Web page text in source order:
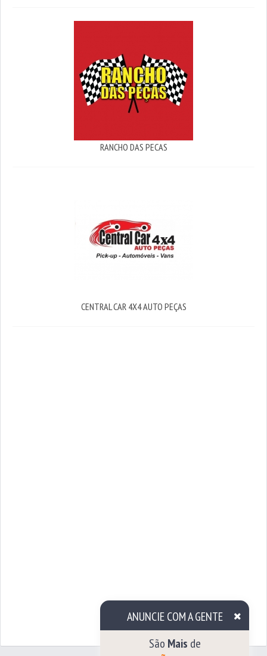
ANUNCIE COM A GENTE
RANCHO DAS PECAS
CENTRAL CAR 4X4 AUTO PEÇAS